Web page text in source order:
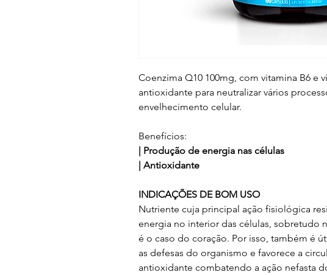
Coenzima Q10 100mg, com vitamina B6 e
antioxidante para neutralizar vários
envelhecimento celular.
Benefícios:
| Produção de energia nas células
| Antioxidante
INDICAÇÕES DE BOM USO
Nutriente cuja principal ação fisiológica
energia no interior das células, sobretudo
é o caso do coração. Por isso, também é
as defesas do organismo e favorece a
antioxidante combatendo a ação nefasta